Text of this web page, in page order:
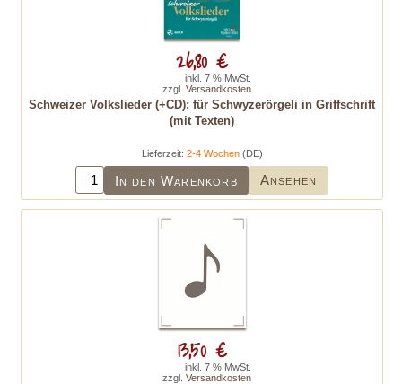
Schweizer Volkslieder (+CD): für Schwyzerörgeli in Griffschrift
(mit Texten)
Lieferzeit: 2-4 Wochen(DE)
In den Warenkorb Ansehen
26,80 €
inkl. 7 % MwSt.
zzgl. Versandkosten
13,50 €
inkl. 7 % MwSt.
zzgl. Versandkosten